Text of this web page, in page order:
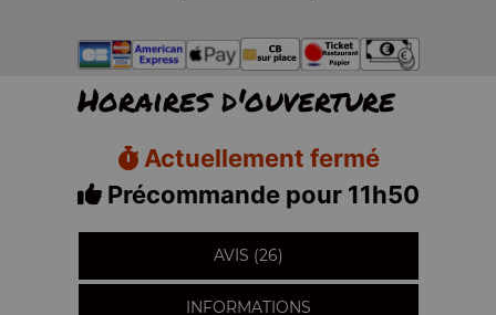
Horaires d'ouverture
Actuellement fermé
Précommande pour 11h50
AVIS (26)
INFORMATIONS